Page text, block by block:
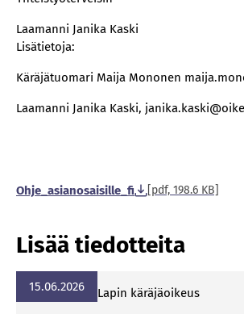
Laamanni Janika Kaski
Lisätietoja:
Käräjätuomari Maija Mononen
Laamanni Janika Kaski,
Ohje_asianosaisille_fi [pdf, 198.6 KB]
Lisää tiedotteita
15.06.2026 La­pin kä­rä­jä­oi­keus